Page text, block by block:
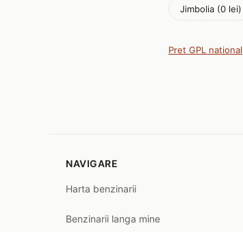
Jimbolia (0 lei)
Pret GPL national
NAVIGARE
Harta benzinarii
Benzinarii langa mine